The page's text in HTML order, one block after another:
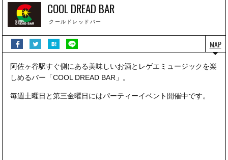
COOL DREAD BAR
クールドレッドバー
阿佐ヶ谷駅すぐ側にある美味しいお酒とレゲエミュージックを楽
しめるバー「COOL DREAD BAR」。
毎週土曜日と第三金曜日にはパーティーイベント開催中です。
MAP